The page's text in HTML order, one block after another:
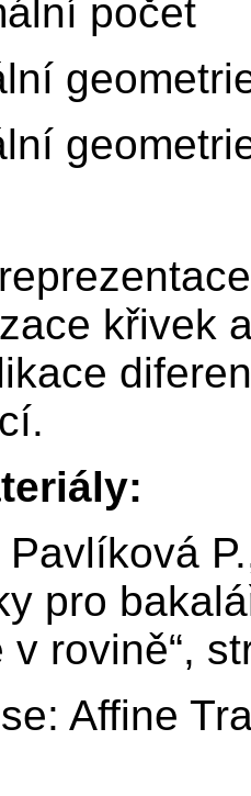
počet
křivek
pro
v rovině“,
Affine